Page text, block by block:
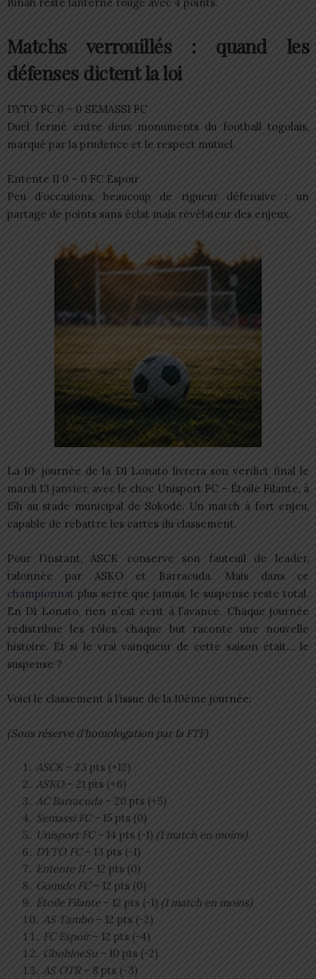
Matchs verrouillés : quand les
défenses dictent la loi
DYTO FC 0 – 0 SEMASSI FC
Duel fermé entre deux monuments du football togolais,
marqué par la prudence et le respect mutuel.
Entente II 0 – 0 FC Espoir
Peu d’occasions, beaucoup de rigueur défensive : un
partage de points sans éclat mais révélateur des enjeux.
La 10ᵉ journée de la D1 Lonato livrera son verdict final le
mardi 13 janvier, avec le choc Unisport FC – Étoile Filante, à
15h au stade municipal de Sokodé. Un match à fort enjeu,
capable de rebattre les cartes du classement.
Pour l’instant, ASCK conserve son fauteuil de leader,
talonnée par ASKO et Barracuda. Mais dans ce
championnat plus serré que jamais, le suspense reste total.
En D1 Lonato, rien n’est écrit à l’avance. Chaque journée
redistribue les rôles, chaque but raconte une nouvelle
histoire. Et si le vrai vainqueur de cette saison était… le
suspense ?
Voici le classement à l’issue de la 10ème journée:
(Sous réserve d’homologation par la FTF)
ASCK– 23 pts (+12)
ASKO– 21 pts (+6)
AC Barracuda – 20 pts (+5)
Semassi FC– 15 pts (0)
Unisport FC– 14 pts (-1) (1 match en moins)
DYTO FC– 13 pts (-1)
Entente II– 12 pts (0)
Gomido FC– 12 pts (0)
Étoile Filante– 12 pts (-1) (1 match en moins)
AS Tambo – 12 pts (-2)
FC Espoir– 12 pts (-4)
GbohloeSu – 10 pts (-2)
AS OTR– 8 pts (-3)